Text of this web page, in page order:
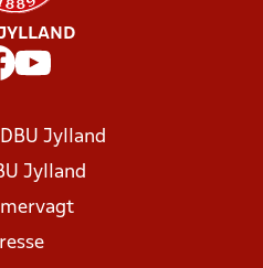
Jylland
Jylland